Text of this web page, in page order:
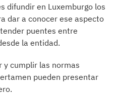
difundir en Luxemburgo los
dar a conocer ese aspecto
puentes entre
la entidad.
y cumplir las normas
pueden presentar